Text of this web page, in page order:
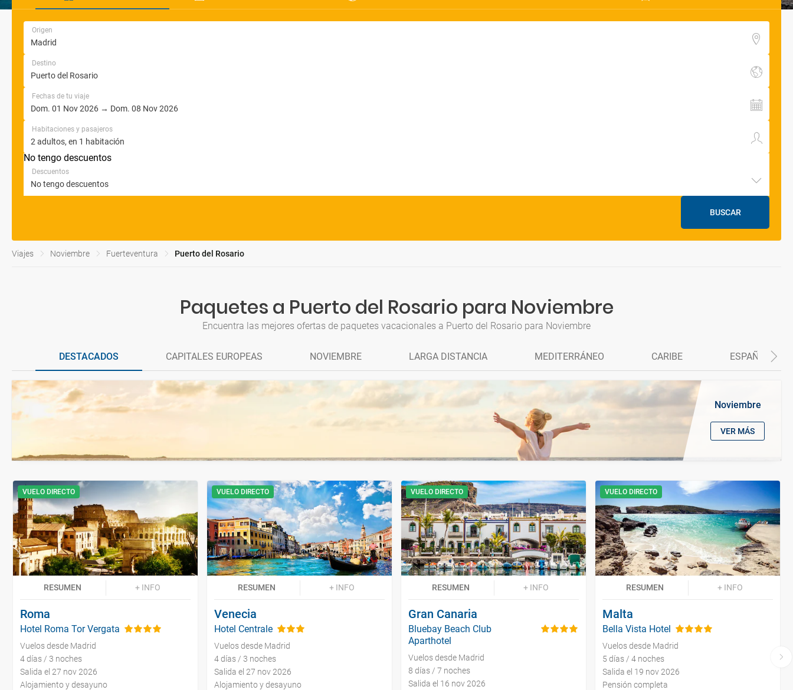
Origen
Destino
Fechas de tu viaje
Habitaciones y pasajeros
No tengo descuentos
Descuentos
BUSCAR
Viajes Noviembre Fuerteventura Puerto del Rosario
Paquetes a Puerto del Rosario para Noviembre
Encuentra las mejores ofertas de paquetes vacacionales a Puerto del Rosario para Noviembre
DESTACADOS CAPITALES EUROPEAS NOVIEMBRE LARGA DISTANCIA MEDITERRÁNEO CARIBE ESPAÑA Y
Noviembre
VER MÁS
VUELO DIRECTO
RESUMEN + INFO
Roma
Hotel Roma Tor Vergata
Vuelos desde Madrid
4 días / 3 noches
Salida el 27 nov 2026
Alojamiento y desayuno
VUELO DIRECTO
RESUMEN + INFO
Venecia
Hotel Centrale
Vuelos desde Madrid
4 días / 3 noches
Salida el 27 nov 2026
Alojamiento y desayuno
VUELO DIRECTO
RESUMEN + INFO
Gran Canaria
Bluebay Beach Club
Aparthotel
Vuelos desde Madrid
8 días / 7 noches
Salida el 16 nov 2026
VUELO DIRECTO
RESUMEN + INFO
Malta
Bella Vista Hotel
Vuelos desde Madrid
5 días / 4 noches
Salida el 19 nov 2026
Pensión completa